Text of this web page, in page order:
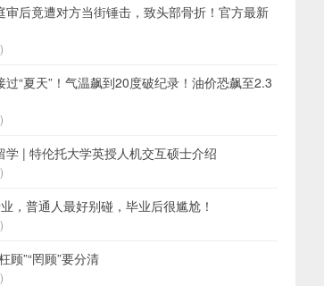
审后竟遭对方当街锤击，致头部骨折！官方最新
过“夏天”！气温飙到20度破纪录！油价恐飙至2.3
学 | 特伦托大学英授人机交互硕士介绍
，普通人最好别碰，毕业后很尴尬！
顾”“罔顾”要分清